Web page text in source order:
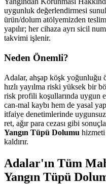
uygunluk değerlendirmesi
ürün/dolum atölyemizden
yapılır; her cihaza ayrı sicil
takvimi işlenir.
Neden Önemli?
Adalar, ahşap köşk yoğunluğu
hızlı yayılma riski yüksek bir
risk profili koşullarında uygun
can-mal kaybı hem de yasal
itfaiye denetimlerinde
ret, ağır para cezası gibi
Yangın Tüpü Dolumu hizmeti
kaldırır.
Adalar'ın Tüm
Yangın Tüpü